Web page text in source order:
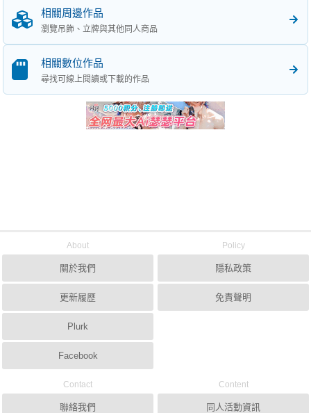
相關周邊作品
瀏覽吊飾、立牌與其他同人商品
相關數位作品
尋找可線上閱讀或下載的作品
About
關於我們
更新履歷
Plurk
Facebook
Policy
隱私政策
免責聲明
Contact
聯絡我們
Content
同人活動資訊